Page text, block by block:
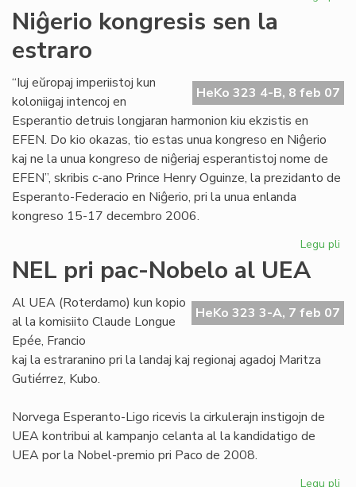
aŭ
Niĝerio kongresis sen la
estraro
HeKo 323 4-B, 8 feb 07
“Iuj eŭropaj imperiistoj kun
koloniigaj intencoj en
Esperantio detruis longjaran harmonion kiu ekzistis en
EFEN. Do kio okazas, tio estas unua kongreso en Niĝerio
kaj ne la unua kongreso de niĝeriaj esperantistoj nome de
EFEN”, skribis c-ano Prince Henry Oguinze, la prezidanto de
Esperanto-Federacio en Niĝerio, pri la unua enlanda
kongreso 15-17 decembro 2006.
Legu pli
NEL pri pac-Nobelo al UEA
HeKo 323 3-A, 7 feb 07
Al UEA (Roterdamo) kun kopio
al la komisiito Claude Longue
Epée, Francio
kaj la estraranino pri la landaj kaj regionaj agadoj Maritza
Gutiérrez, Kubo.
Norvega Esperanto-Ligo ricevis la cirkulerajn instigojn de
UEA kontribui al kampanjo celanta al la kandidatigo de
UEA por la Nobel-premio pri Paco de 2008.
Legu pli